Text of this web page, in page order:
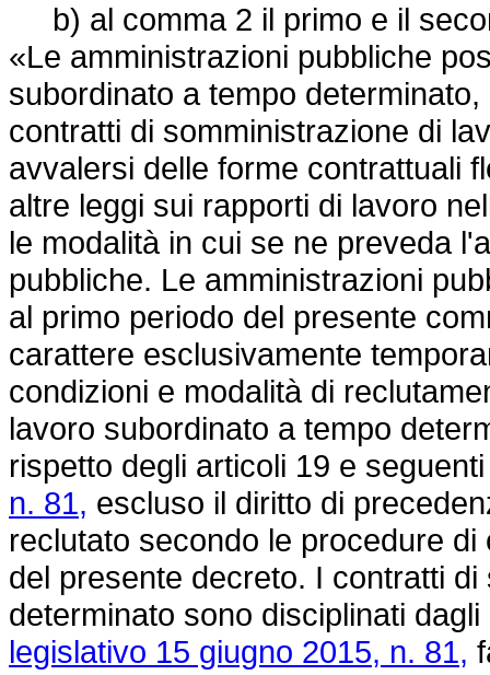
b) al comma 2 il primo e il
«Le amministrazioni pubbliche
subordinato a tempo
contratti di somministrazione di
avvalersi delle forme contrattuali
altre leggi sui rapporti di lavoro
le modalità in cui se ne preveda
pubbliche. Le amministrazioni
al primo periodo del presente
carattere esclusivamente
condizioni e modalità di
lavoro subordinato a tempo
rispetto degli articoli 19 e
n. 81, escluso il diritto di
reclutato secondo le procedure
del presente decreto. I contratti
determinato sono disciplinati
legislativo 15 giugno 2015, n. 81,